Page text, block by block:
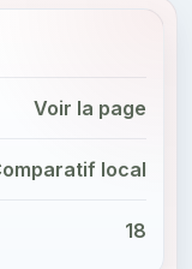
Voir la page
local
18